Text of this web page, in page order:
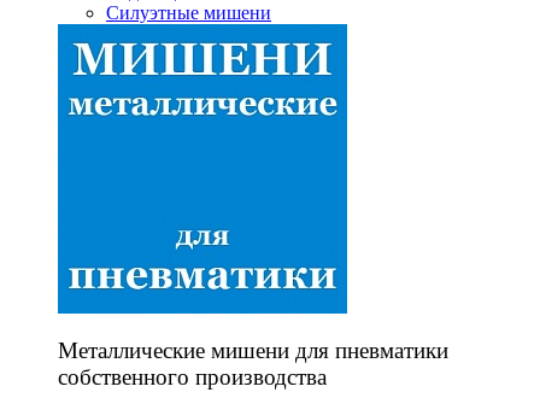
Силуэтные мишени
Металлические мишени для пневматики
собственного производства